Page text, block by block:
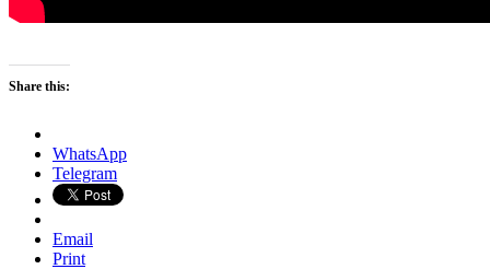
Share this:
WhatsApp
Telegram
Email
Print